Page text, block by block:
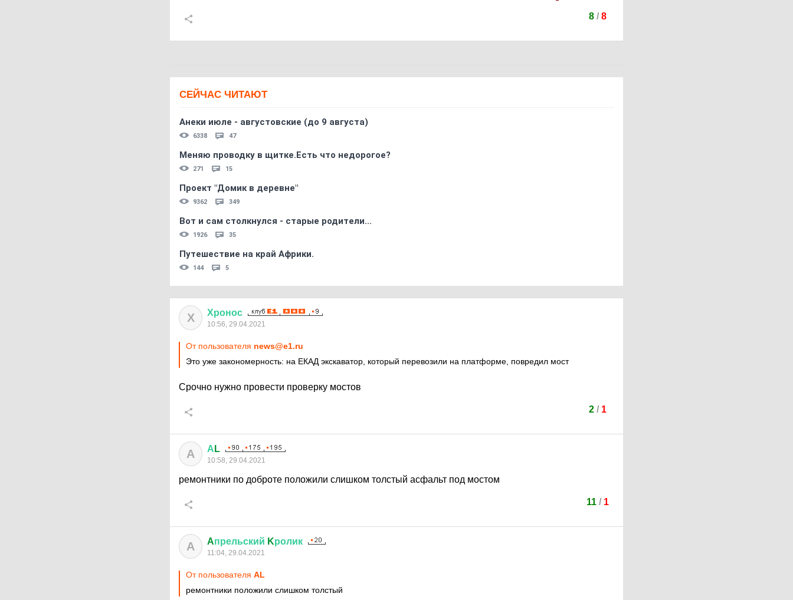
8/ 8
СЕЙЧАС ЧИТАЮТ
Анеки июле - августовские (до 9 августа)
6338 47
Меняю проводку в щитке.Есть что недорогое?
271 15
Проект "Домик в деревне"
9362 349
Вот и сам столкнулся - старые родители...
1926 35
Путешествие на край Африки.
144 5
Х Хронос
10:56, 29.04.2021
От пользователя news@e1.ru
Это уже закономерность: на ЕКАД экскаватор, который перевозили на платформе, повредил мост
Срочно нужно провести проверку мостов
2/ 1
А А L
10:58, 29.04.2021
ремонтники по доброте положили слишком толстый асфальт под мостом
11/ 1
A Aпрельский Kролик
11:04, 29.04.2021
От пользователя АL
ремонтники положили слишком толстый